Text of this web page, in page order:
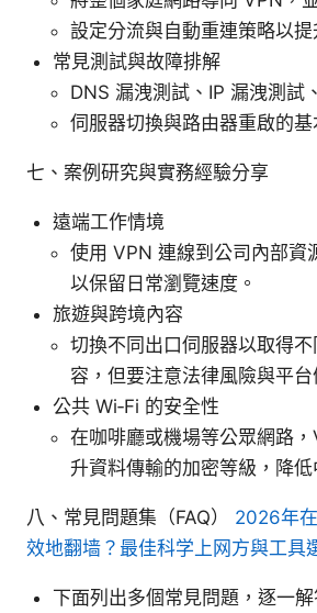
設定分流與自動重連策略以提
常見測試與故障排解
DNS 漏洩測試、IP 漏洩測試
伺服器切換與路由器重啟的基
七、案例研究與實務經驗分享
遠端工作情境
使用 VPN 連線到公司內部資
以保留日常瀏覽速度。
旅遊與跨境內容
切換不同出口伺服器以取得
容，但要注意法律風險與平台
公共 Wi‑Fi 的安全性
在咖啡廳或機場等公眾網路
升資料傳輸的加密等級，降低
八、常見問題集（FAQ） 2026年
效地翻墙？最佳科学上网方與工具
下面列出多個常見問題，逐一